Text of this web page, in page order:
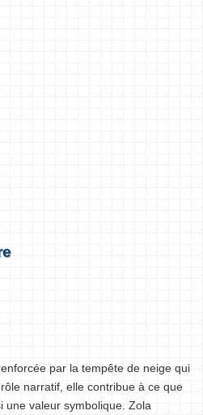
par la tempête de neige qui
narratif, elle contribue à ce que
une valeur symbolique. Zola